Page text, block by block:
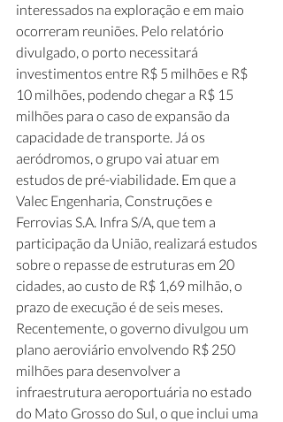
interessados na exploração e em maio
ocorreram reuniões. Pelo relatório
divulgado, o porto necessitará
investimentos entre R$ 5 milhões e R$
10 milhões, podendo chegar a R$ 15
milhões para o caso de expansão da
capacidade de transporte. Já os
aeródromos, o grupo vai atuar em
estudos de pré-viabilidade. Em que a
Valec Engenharia, Construções e
Ferrovias S.A. Infra S/A, que tem a
participação da União, realizará estudos
sobre o repasse de estruturas em 20
cidades, ao custo de R$ 1,69 milhão, o
prazo de execução é de seis meses.
Recentemente, o governo divulgou um
plano aeroviário envolvendo R$ 250
milhões para desenvolver a
infraestrutura aeroportuária no estado
do Mato Grosso do Sul, o que inclui uma